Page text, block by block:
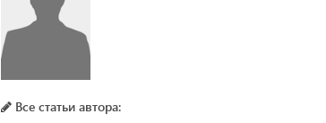
Все статьи автора: